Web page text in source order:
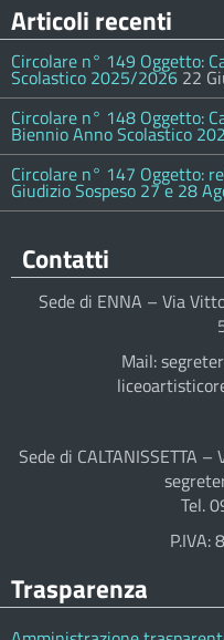
Articoli recenti
Circolare n° 149 Oggetto:
Scolastico 2025/2026 22
Circolare n° 148 Oggetto:
Biennio Anno Scolastico
Circolare n° 147 Oggetto:
Giudizio Sospeso 27 e 28
Contatti
Sede di ENNA – Via
Mail:
Sede di CALTANISSETTA
Tel.
P.IVA:
Trasparenza